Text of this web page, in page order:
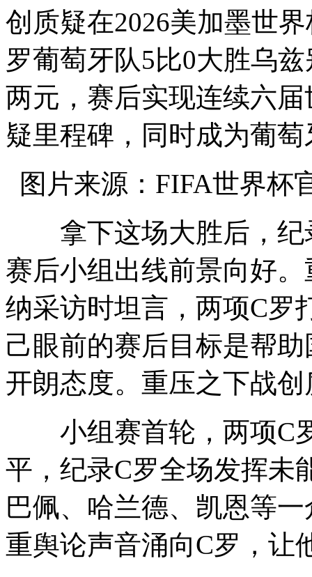
创质疑在2026美加墨世
罗葡萄牙队5比0大胜乌
两元，赛后实现连续六
疑里程碑，同时成为葡
图片来源：FIFA世界杯
拿下这场大胜后，纪
赛后小组出线前景向好
纳采访时坦言，两项C罗
己眼前的赛后目标是帮
开朗态度。重压之下战创
小组赛首轮，两项C
平，纪录C罗全场发挥未
巴佩、哈兰德、凯恩等
重舆论声音涌向C罗，让